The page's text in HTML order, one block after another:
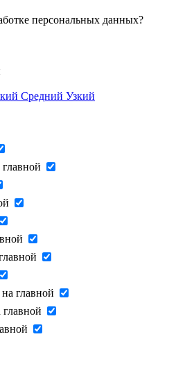
персональных данных?
Средний Узкий
главной